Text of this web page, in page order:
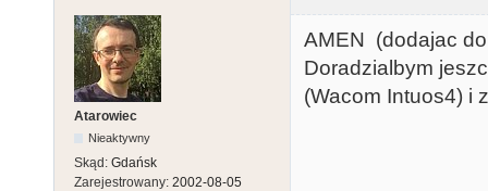
Atarowiec
Nieaktywny
Skąd: Gdańsk
Zarejestrowany: 2002-08-05
AMEN (dodajac
Doradzialbym
(Wacom Intuos4) i